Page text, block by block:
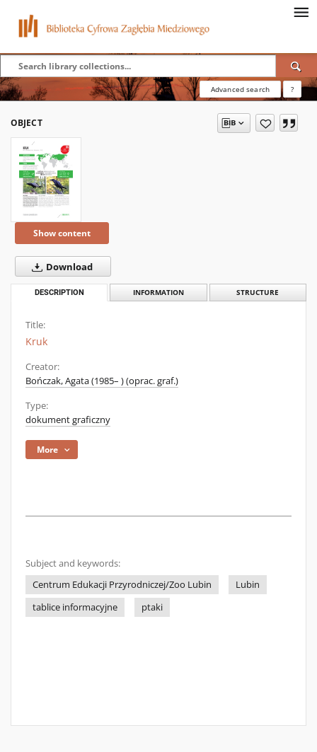
Advanced search ?
OBJECT
Show content
Download
DESCRIPTION INFORMATION STRUCTURE
Title:
Kruk
Creator:
Bończak, Agata (1985– ) (oprac. graf.)
Type:
dokument graficzny
More
Subject and keywords:
Centrum Edukacji Przyrodniczej/Zoo Lubin
Lubin
tablice informacyjne
ptaki